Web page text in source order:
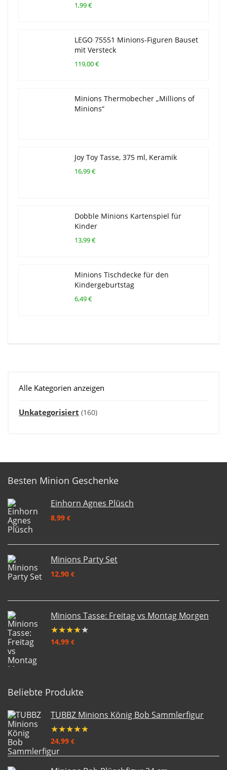
1,99 €
LEGO 75551 Minions-Figuren Bauset
mit Versteck
119,00 €
Minions Thermobecher „Millions of
Minions“
Joy Toy Tasse, 375 ml, Keramik
16,99 €
Dobble Minions Kartenspiel für
Kinder
13,99 €
Minions Tischdecke für den
Kindergeburtstag
6,49 €
Alle Kategorien anzeigen
Unkategorisiert (160)
Besten Minion Geschenke
Einhorn Agnes Plüsch
8,99 €
Minions Party Set
12,90 €
Minions Tasse: Freitag vs Montag Morgen
★★★★★
14,99 €
Beliebte Produkte
TUBBZ Minions König Bob Sammlerfigur
★★★★★
24,99 €